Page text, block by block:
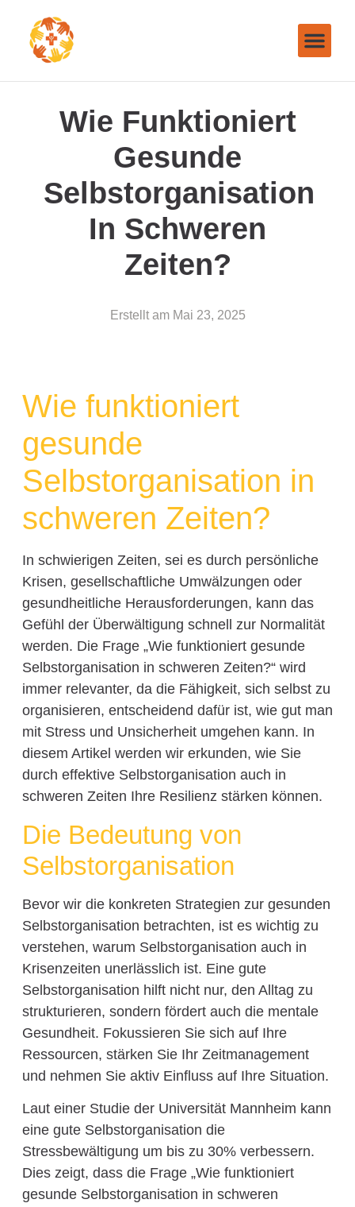
Wie Funktioniert
Gesunde
Selbstorganisation
In Schweren
Zeiten?
Erstellt am Mai 23, 2025
Wie funktioniert
gesunde
Selbstorganisation in
schweren Zeiten?
In schwierigen Zeiten, sei es durch persönliche
Krisen, gesellschaftliche Umwälzungen oder
gesundheitliche Herausforderungen, kann das
Gefühl der Überwältigung schnell zur Normalität
werden. Die Frage „Wie funktioniert gesunde
Selbstorganisation in schweren Zeiten?“ wird
immer relevanter, da die Fähigkeit, sich selbst zu
organisieren, entscheidend dafür ist, wie gut man
mit Stress und Unsicherheit umgehen kann. In
diesem Artikel werden wir erkunden, wie Sie
durch effektive Selbstorganisation auch in
schweren Zeiten Ihre Resilienz stärken können.
Die Bedeutung von
Selbstorganisation
Bevor wir die konkreten Strategien zur gesunden
Selbstorganisation betrachten, ist es wichtig zu
verstehen, warum Selbstorganisation auch in
Krisenzeiten unerlässlich ist. Eine gute
Selbstorganisation hilft nicht nur, den Alltag zu
strukturieren, sondern fördert auch die mentale
Gesundheit. Fokussieren Sie sich auf Ihre
Ressourcen, stärken Sie Ihr Zeitmanagement
und nehmen Sie aktiv Einfluss auf Ihre Situation.
Laut einer Studie der Universität Mannheim kann
eine gute Selbstorganisation die
Stressbewältigung um bis zu 30% verbessern.
Dies zeigt, dass die Frage „Wie funktioniert
gesunde Selbstorganisation in schweren